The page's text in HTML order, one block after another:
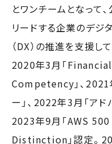
とワンチームとなって
リードする企業のデジ
（DX）の推進を支援し
2020年3月「
Competency」、2021
ー」、2022年3月「アド
2023年9月「AWS
Distinction」認定。